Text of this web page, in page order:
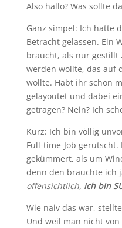
Also hallo? Was sollte
Ganz simpel: Ich hatte
Betracht gelassen. Ein
braucht, als nur gestillt
werden wollte, das auf
wollte. Habt ihr schon
gelayoutet und dabei
getragen? Nein? Ich
Kurz: Ich bin völlig
Full-time-Job
gekümmert, als um
denn den brauchte ich
offensichtlich, ich bin
Wie naiv das war,
Und weil man nicht